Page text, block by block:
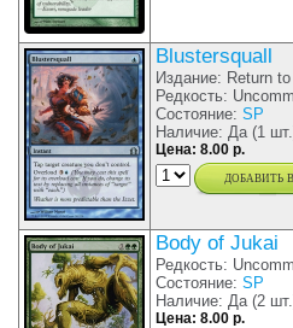
Blustersquall
Издание: Return
Редкость:
Состояние: SP
Наличие: Да (1
Цена: 8.00 р.
добавить
Body of Jukai
Редкость:
Состояние: SP
Наличие: Да (2
Цена: 8.00 р.